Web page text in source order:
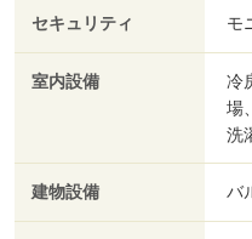
セキュリティ モ
室内設備
冷
場
洗
建物設備 バ